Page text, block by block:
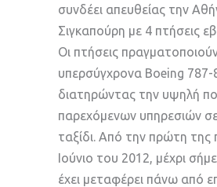
συνδέει απευθείας την
Σιγκαπούρη με 4 πτήσεις
Οι πτήσεις
υπερσύγχρονα Boeing 787-
διατηρώντας την υψηλή
παρεχόμενων υπηρεσιών
ταξίδι. Aπό την πρώτη της
Ιούνιο του 2012, μέχρι
έχει μεταφέρει πάνω από